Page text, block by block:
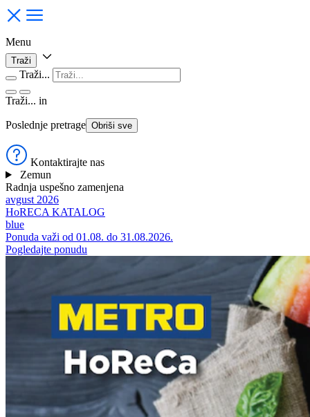
Menu
Traži
Traži...
Traži... in
Poslednje pretrage Obriši sve
Kontaktirajte nas
Zemun
Radnja uspešno zamenjena
avgust 2026
HoRECA KATALOG
blue
Ponuda važi od 01.08. do 31.08.2026.
Pogledajte ponudu